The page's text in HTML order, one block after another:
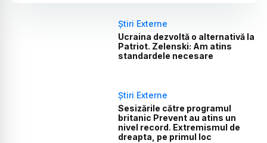
Știri Externe
Ucraina dezvoltă o alternativă la
Patriot. Zelenski: Am atins
standardele necesare
Știri Externe
Sesizările către programul
britanic Prevent au atins un
nivel record. Extremismul de
dreapta, pe primul loc